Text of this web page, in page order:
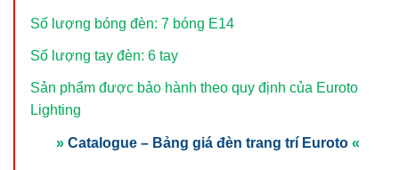
Số lượng bóng đèn: 7 bóng E14
Số lượng tay đèn: 6 tay
Sản phẩm được bảo hành theo quy định của Euroto
Lighting
» Catalogue – Bảng giá đèn trang trí Euroto «